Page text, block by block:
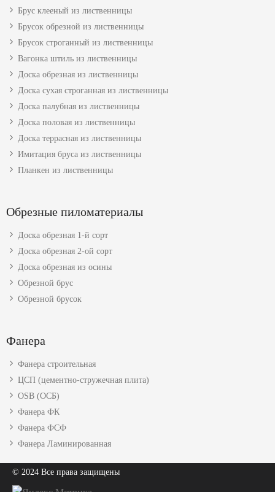
Брус клееный из лиственницы
Брусок обрезной из лиственницы
Брусок строганный из лиственницы
Вагонка штиль из лиственницы
Доска обрезная из лиственницы
Доска сухая строганная из лиственницы
Доска палубная из лиственницы
Доска половая из лиственницы
Доска террасная из лиственницы
Имитация бруса из лиственницы
Планкен из лиственницы
Обрезные пиломатериалы
Доска обрезная 1-й сорт
Доска обрезная 2-ой сорт
Доска обрезная из осины
Обрезной брус
Обрезной брусок
Фанера
Фанера строительная
ЦСП (цементно-стружечная плита)
OSB (ОСБ)
Фанера ФК
Фанера ФСФ
Фанера Ламинированная
© 2024 Все права защищены